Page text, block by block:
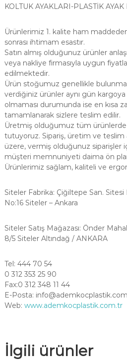
KOLTUK AYAKLARI-PLASTİK
Ürünlerimiz 1. kalite ham
sonrası ihtimam esastır.
Satın almış olduğunuz ürünler
veya nakliye firmasıyla uygun
edilmektedir.
Ürün stoğumuz genellikle
verdiğiniz ürünler aynı gün
olmaması durumunda ise en kısa
tamamlanarak sizlere teslim edilir.
Üretmiş olduğumuz tüm
tutuyoruz. Sipariş, üretim ve teslim
üzere, vermiş olduğunuz siparişler
müşteri memnuniyeti daima ön
Ürünlerimiz sağlam, kaliteli ve
Siteler Fabrika: Çiğiltepe San. Sitesi
No:16 Siteler – Ankara
Siteler Satış Mağazası: Önder
8/5 Siteler Altındağ / ANKARA
Tel: 444 70 54
0 312 353 25 90
Fax:0 312 348 11 44
E-Posta:
Web: www.ademkocplastik.com.tr
İlgili ürünler